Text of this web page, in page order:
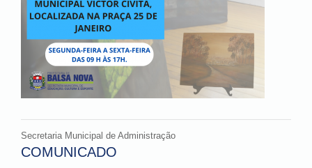
Secretaria Municipal de Administração
COMUNICADO